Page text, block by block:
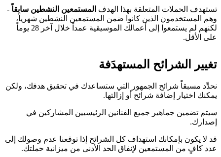
تستهدف الحملات المتعلقة بهذا الهدف المستمعين النشطين سابقاً -
وهم المستخدمون الذين كانوا ضمن المستمعين النشطين شهرياً،
لكنهم لم يستمعوا إلى أعمالك الموسيقية عمداً خلال آخر 28 يوماً
على الأقل.
تغيير الشرائح المستهدَفة
نحدِّد مسبقاً شرائح الجمهور التي ستساعدك في تحقيق هدفك، ولكن
يمكنك اختيار إضافة شرائح أو إزالتها.
سيتم تضمين جماهير جميع الفنانين الرئيسيين المشاركين في
إصدارك.
قد لا يكون بإمكانك استهداف كل الشرائح إذا توقعنا عدم وصولك إلى
عدد كافٍ من المستمعين لإنفاق الحد الأدنى من ميزانية حملتك.